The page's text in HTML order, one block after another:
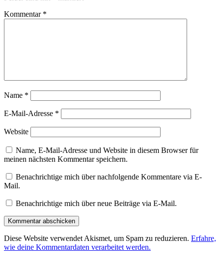
Kommentar *
Name *
E-Mail-Adresse *
Website
Name, E-Mail-Adresse und Website in diesem Browser für
meinen nächsten Kommentar speichern.
Benachrichtige mich über nachfolgende Kommentare via E-
Mail.
Benachrichtige mich über neue Beiträge via E-Mail.
Diese Website verwendet Akismet, um Spam zu reduzieren. Erfahre,
wie deine Kommentardaten verarbeitet werden.